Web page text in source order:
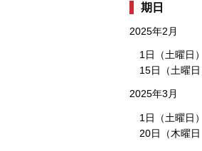
期日
2025年2月
1日（土曜日
15日（土曜
2025年3月
1日（土曜日
20日（木曜